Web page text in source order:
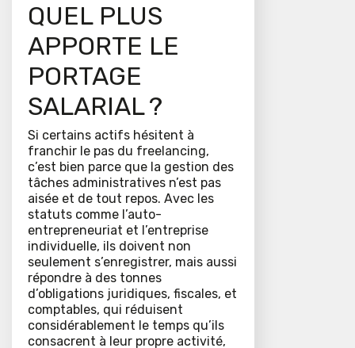
QUEL PLUS
APPORTE LE
PORTAGE
SALARIAL ?
Si certains actifs hésitent à
franchir le pas du freelancing,
c’est bien parce que la gestion des
tâches administratives n’est pas
aisée et de tout repos. Avec les
statuts comme l’auto-
entrepreneuriat et l’entreprise
individuelle, ils doivent non
seulement s’enregistrer, mais aussi
répondre à des tonnes
d’obligations juridiques, fiscales, et
comptables, qui réduisent
considérablement le temps qu’ils
consacrent à leur propre activité,